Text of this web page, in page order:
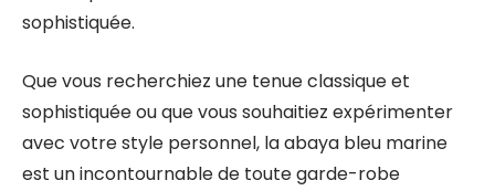
sophistiquée.
Que vous recherchiez une tenue classique et
sophistiquée ou que vous souhaitiez expérimenter
avec votre style personnel, la abaya bleu marine
est un incontournable de toute garde-robe